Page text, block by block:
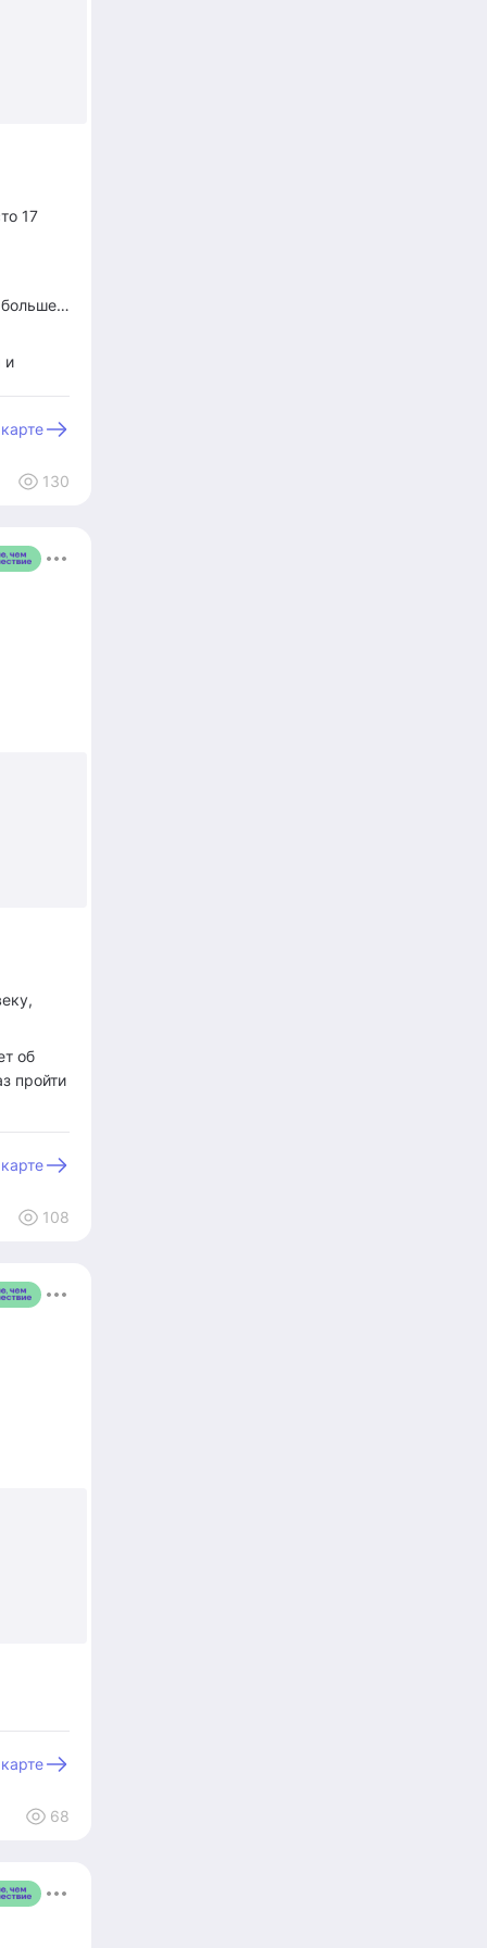
17
больше…
и
130
об
пройти
108
68